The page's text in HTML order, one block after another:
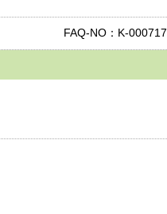
FAQ-NO：K-000717